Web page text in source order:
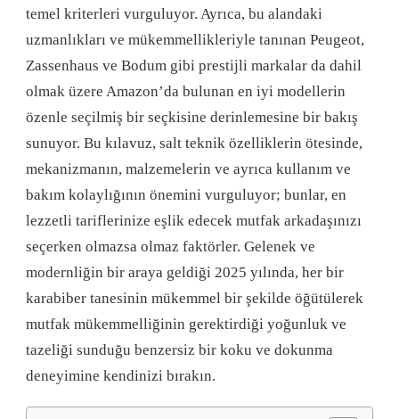
temel kriterleri vurguluyor. Ayrıca, bu alandaki
uzmanlıkları ve mükemmellikleriyle tanınan Peugeot,
Zassenhaus ve Bodum gibi prestijli markalar da dahil
olmak üzere Amazon’da bulunan en iyi modellerin
özenle seçilmiş bir seçkisine derinlemesine bir bakış
sunuyor. Bu kılavuz, salt teknik özelliklerin ötesinde,
mekanizmanın, malzemelerin ve ayrıca kullanım ve
bakım kolaylığının önemini vurguluyor; bunlar, en
lezzetli tariflerinize eşlik edecek mutfak arkadaşınızı
seçerken olmazsa olmaz faktörler. Gelenek ve
modernliğin bir araya geldiği 2025 yılında, her bir
karabiber tanesinin mükemmel bir şekilde öğütülerek
mutfak mükemmelliğinin gerektirdiği yoğunluk ve
tazeliği sunduğu benzersiz bir koku ve dokunma
deneyimine kendinizi bırakın.